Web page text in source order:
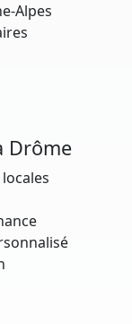
Alpes
Drôme